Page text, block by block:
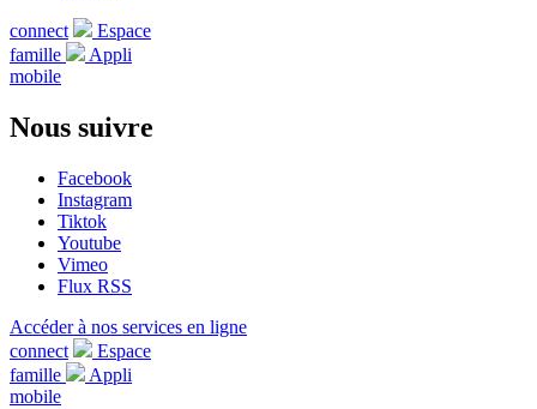
connect
Espace
famille
Appli
mobile
Nous suivre
Facebook
Instagram
Tiktok
Youtube
Vimeo
Flux RSS
Accéder à nos services en ligne
connect
Espace
famille
Appli
mobile